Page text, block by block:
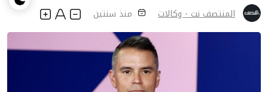
المنتصف نت - وكالات منذ سنتين